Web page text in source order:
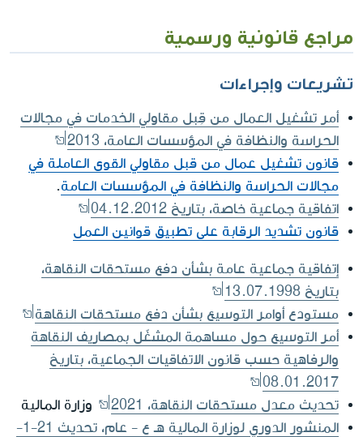
مراجع قانونية ورسمية
تشريعات وإجراءات
أمر تشغيل العمال من قِبل مقاولي الخدمات في مجالات
الحراسة والنظافة في المؤسسات العامة، 2013
قانون تشغيل عمال من قبل مقاولي القوى العاملة في
مجالات الحراسة والنظافة في المؤسسات العامة.
اتفاقية جماعية خاصة، بتاريخ 04.12.2012
قانون تشديد الرقابة على تطبيق قوانين العمل
إتفاقية جماعية عامة بشأن دفع مستحقات النقاهة،
بتاريخ 13.07.1998
مستودع أوامر التوسيع بشأن دفع مستحقات النقاهة
أمر التوسيع حول مساهمة المشغّل بمصاريف النقاهة
والرفاهية حسب قانون الاتفاقيات الجماعية، بتاريخ
08.01.2017
تحديث معدل مستحقات النقاهة، 2021
وزارة المالية
المنشور الدوري لوزارة المالية هـ ع - عام، تحديث 21-1-